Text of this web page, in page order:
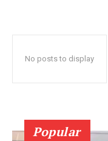
No posts to display
Popular